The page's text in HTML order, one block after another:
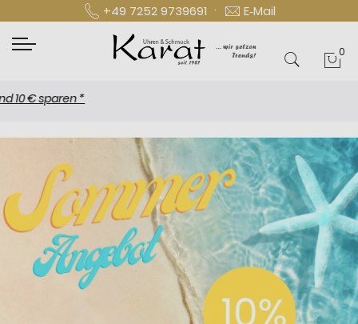
+49 7252 9739691 · E‑Mail
0
sparen *